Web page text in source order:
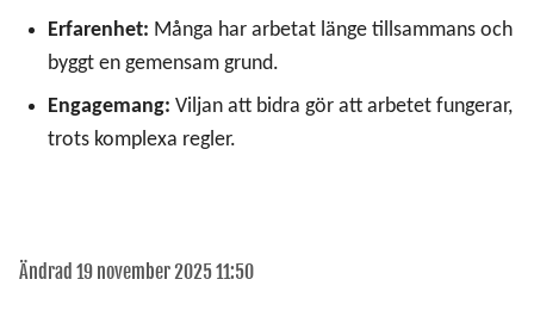
Erfarenhet: Många har arbetat länge tillsammans och
byggt en gemensam grund.
Engagemang: Viljan att bidra gör att arbetet fungerar,
trots komplexa regler.
Ändrad 19 november 2025 11:50